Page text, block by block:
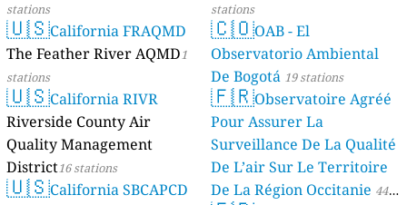
stations
🇺🇸California FRAQMD
The Feather River AQMD1
stations
🇺🇸California RIVR
Riverside County Air
Quality Management
District16 stations
🇺🇸California SBCAPCD
stations
🇨🇴OAB - El
Observatorio Ambiental
De Bogotá 19 stations
🇫🇷Observatoire Agréé
Pour Assurer La
Surveillance De La Qualité
De L’air Sur Le Territoire
De La Région Occitanie 44